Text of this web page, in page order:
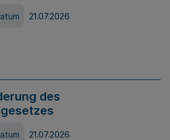
21.07.2026
des
21.07.2026